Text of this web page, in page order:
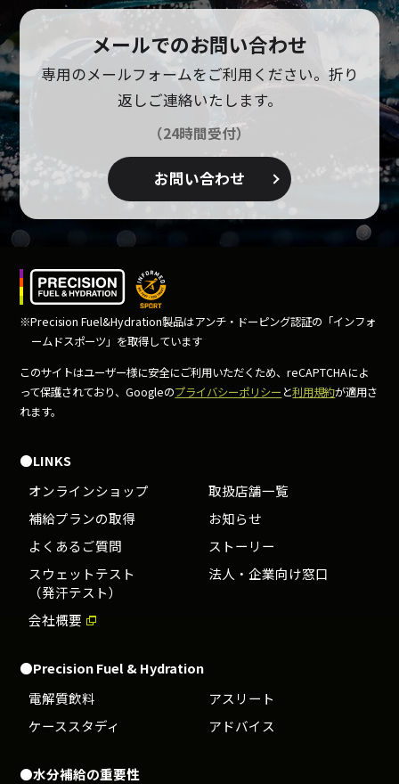
メールでのお問い合わせ
専用のメールフォームをご利用ください。 折り
返しご連絡いたします。
（24時間受付）
お問い合わせ
※Precision Fuel&Hydration製品はアンチ・ドーピング認証の「インフォ
ームドスポーツ」を取得しています
このサイトはユーザー様に安全にご利用いただくため、reCAPTCHAによ
って保護されており、Googleのプライバシーポリシー と利用規約が適用さ
れます。
●LINKS
オンラインショップ
取扱店舗一覧
補給プランの取得
お知らせ
よくあるご質問
ストーリー
スウェットテスト
（発汗テスト）
法人・企業向け窓口
会社概要
●Precision Fuel & Hydration
電解質飲料
アスリート
ケーススタディ
アドバイス
●水分補給の重要性